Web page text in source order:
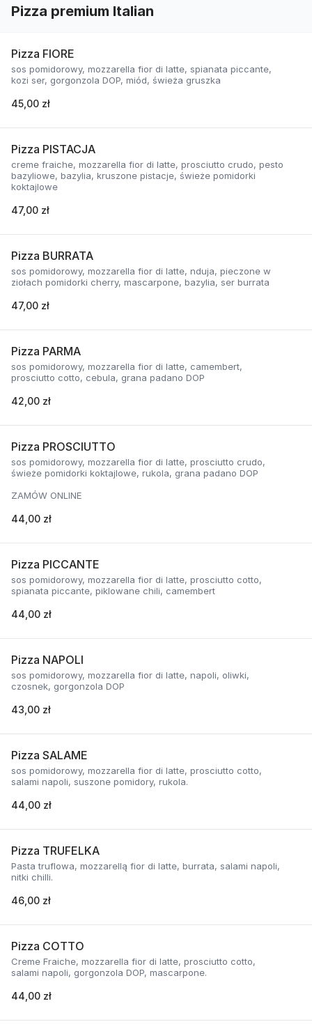
Pizza premium Italian
Pizza FIORE
sos pomidorowy, mozzarella fior di latte, spianata piccante,
kozi ser, gorgonzola DOP, miód, świeża gruszka
45,00 zł
Pizza PISTACJA
creme fraiche, mozzarella fior di latte, prosciutto crudo, pesto
bazyliowe, bazylia, kruszone pistacje, świeże pomidorki
koktajlowe
47,00 zł
Pizza BURRATA
sos pomidorowy, mozzarella fior di latte, nduja, pieczone w
ziołach pomidorki cherry, mascarpone, bazylia, ser burrata
47,00 zł
Pizza PARMA
sos pomidorowy, mozzarella fior di latte, camembert,
prosciutto cotto, cebula, grana padano DOP
42,00 zł
Pizza PROSCIUTTO
sos pomidorowy, mozzarella fior di latte, prosciutto crudo,
świeże pomidorki koktajlowe, rukola, grana padano DOP
ZAMÓW ONLINE
44,00 zł
Pizza PICCANTE
sos pomidorowy, mozzarella fior di latte, prosciutto cotto,
spianata piccante, piklowane chili, camembert
44,00 zł
Pizza NAPOLI
sos pomidorowy, mozzarella fior di latte, napoli, oliwki,
czosnek, gorgonzola DOP
43,00 zł
Pizza SALAME
sos pomidorowy, mozzarella fior di latte, prosciutto cotto,
salami napoli, suszone pomidory, rukola.
44,00 zł
Pizza TRUFELKA
Pasta truflowa, mozzarellą fior di latte, burrata, salami napoli,
nitki chilli.
46,00 zł
Pizza COTTO
Creme Fraiche, mozzarella fior di latte, prosciutto cotto,
salami napoli, gorgonzola DOP, mascarpone.
44,00 zł